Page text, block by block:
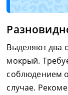
Выделяют два
мокрый.
соблюдением
случае.